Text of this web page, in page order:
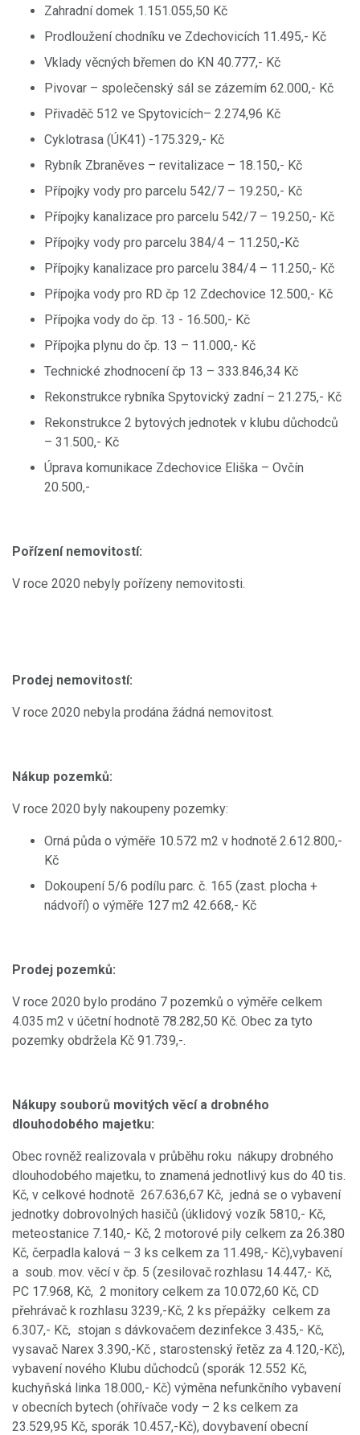
Zahradní domek 1.151.055,50 Kč
Prodloužení chodníku ve Zdechovicích 11.495,- Kč
Vklady věcných břemen do KN 40.777,- Kč
Pivovar – společenský sál se zázemím 62.000,- Kč
Přivaděč 512 ve Spytovicích– 2.274,96 Kč
Cyklotrasa (ÚK41) -175.329,- Kč
Rybník Zbraněves – revitalizace – 18.150,- Kč
Přípojky vody pro parcelu 542/7 – 19.250,- Kč
Přípojky kanalizace pro parcelu 542/7 – 19.250,- Kč
Přípojky vody pro parcelu 384/4 – 11.250,-Kč
Přípojky kanalizace pro parcelu 384/4 – 11.250,- Kč
Přípojka vody pro RD čp 12 Zdechovice 12.500,- Kč
Přípojka vody do čp. 13 - 16.500,- Kč
Přípojka plynu do čp. 13 – 11.000,- Kč
Technické zhodnocení čp 13 – 333.846,34 Kč
Rekonstrukce rybníka Spytovický zadní – 21.275,- Kč
Rekonstrukce 2 bytových jednotek v klubu důchodců
– 31.500,- Kč
Úprava komunikace Zdechovice Eliška – Ovčín
20.500,-
Pořízení nemovitostí:
V roce 2020 nebyly pořízeny nemovitosti.
Prodej nemovitostí:
V roce 2020 nebyla prodána žádná nemovitost.
Nákup pozemků:
V roce 2020 byly nakoupeny pozemky:
Orná půda o výměře 10.572 m2 v hodnotě 2.612.800,-
Kč
Dokoupení 5/6 podílu parc. č. 165 (zast. plocha +
nádvoří) o výměře 127 m2 42.668,- Kč
Prodej pozemků:
V roce 2020 bylo prodáno 7 pozemků o výměře celkem
4.035 m2 v účetní hodnotě 78.282,50 Kč. Obec za tyto
pozemky obdržela Kč 91.739,-.
Nákupy souborů movitých věcí a drobného
dlouhodobého majetku:
Obec rovněž realizovala v průběhu roku nákupy drobného
dlouhodobého majetku, to znamená jednotlivý kus do 40 tis.
Kč, v celkové hodnotě 267.636,67 Kč, jedná se o vybavení
jednotky dobrovolných hasičů (úklidový vozík 5810,- Kč,
meteostanice 7.140,- Kč, 2 motorové pily celkem za 26.380
Kč, čerpadla kalová – 3 ks celkem za 11.498,- Kč),vybavení
a soub. mov. věcí v čp. 5 (zesilovač rozhlasu 14.447,- Kč,
PC 17.968, Kč, 2 monitory celkem za 10.072,60 Kč, CD
přehrávač k rozhlasu 3239,-Kč, 2 ks přepážky celkem za
6.307,- Kč, stojan s dávkovačem dezinfekce 3.435,- Kč,
vysavač Narex 3.390,-Kč , starostenský řetěz za 4.120,-Kč),
vybavení nového Klubu důchodců (sporák 12.552 Kč,
kuchyňská linka 18.000,- Kč) výměna nefunkčního vybavení
v obecních bytech (ohřívače vody – 2 ks celkem za
23.529,95 Kč, sporák 10.457,-Kč), dovybavení obecní